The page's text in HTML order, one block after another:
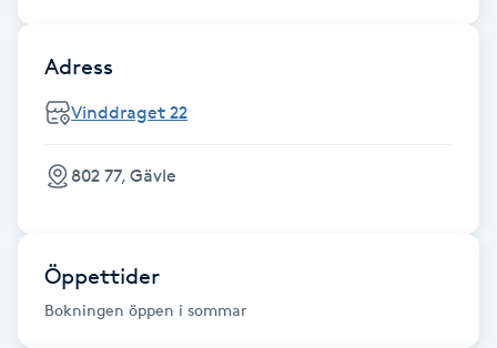
Fotvård
Fransborttagning
Fransförlängning
Adress
Vinddraget 22
802 77, Gävle
Öppettider
Bokningen öppen i sommar